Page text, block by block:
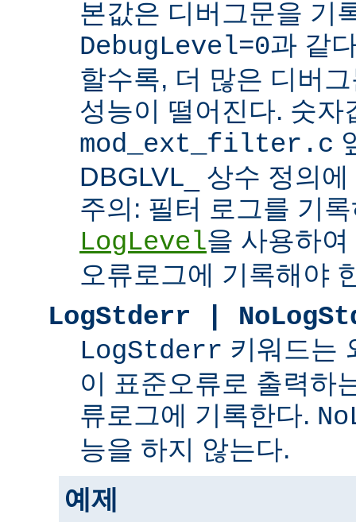
본값은 디버그문을 기
DebugLevel=0과 같
할수록, 더 많은 디버
성능이 떨어진다. 숫자
mod_ext_filter.c
DBGLVL_ 상수 정의
주의: 필터 로그를 기
LogLevel을 사용하
오류로그에 기록해야
LogStderr |
LogStderr 키워드는
이 표준오류로 출력하
류로그에 기록한다.
능을 하지 않는다.
예제